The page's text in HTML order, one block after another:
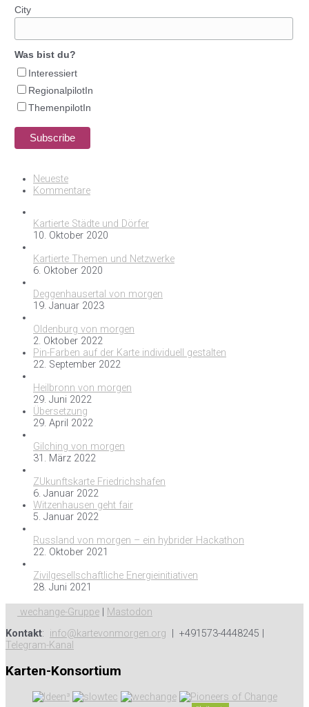
City
Was bist du?
Interessiert
RegionalpilotIn
ThemenpilotIn
Neueste
Kommentare
Kartierte Städte und Dörfer
10. Oktober 2020
Kartierte Themen und Netzwerke
6. Oktober 2020
Deggenhausertal von morgen
19. Januar 2023
Oldenburg von morgen
2. Oktober 2022
Pin-Farben auf der Karte individuell gestalten
22. September 2022
Heilbronn von morgen
29. Juni 2022
Übersetzung
29. April 2022
Gilching von morgen
31. März 2022
ZUkunftskarte Friedrichshafen
6. Januar 2022
Witzenhausen geht fair
5. Januar 2022
Russland von morgen – ein hybrider Hackathon
22. Oktober 2021
Zivilgesellschaftliche Energieinitiativen
28. Juni 2021
wechange-Gruppe
Mastodon
Kontakt: info@kartevonmorgen.org | +491573-4448245 |
Telegram-Kanal
Karten-Konsortium